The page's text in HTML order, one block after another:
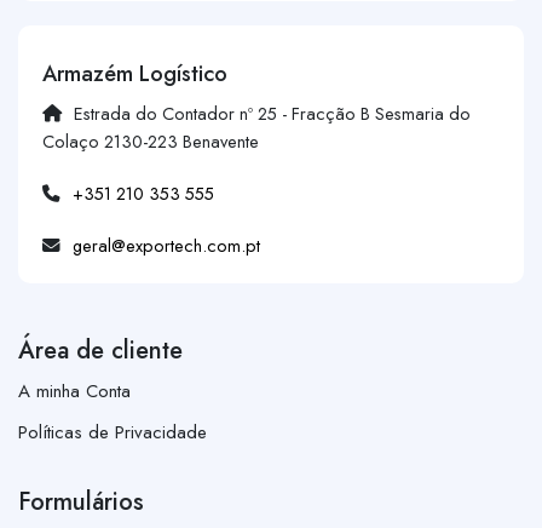
Armazém Logístico
Estrada do Contador nº 25 - Fracção B Sesmaria do
Colaço 2130-223 Benavente
+351 210 353 555
geral@exportech.com.pt
Área de cliente
A minha Conta
Políticas de Privacidade
Formulários